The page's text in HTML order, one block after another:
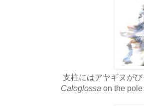
支柱にはアヤギヌがび
Caloglossa on the